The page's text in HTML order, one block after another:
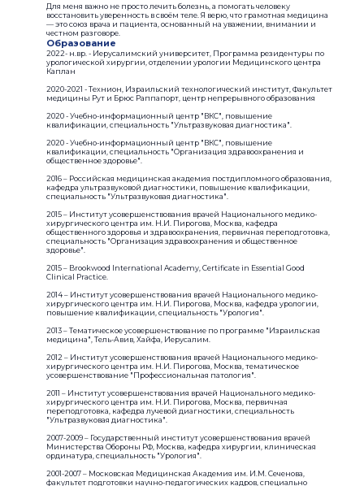
Для меня важно не просто лечить болезнь, а помогать человеку
восстановить уверенность в своём теле. Я верю, что грамотная медицина
— это союз врача и пациента, основанный на уважении, внимании и
честном разговоре.
Образование
2022- н.вр. - Иерусалимский университет, Программа резидентуры по
урологической хирургии, отделении урологии Медицинского центра
Каплан
2020-2021 - Технион, Израильский технологический институт, Факультет
медицины Рут и Брюс Раппапорт, центр непрерывного образования
2020 - Учебно-информационный центр "ВКС", повышение
квалификации, специальность "Ультразвуковая диагностика".
2020 - Учебно-информационный центр "ВКС", повышение
квалификации, специальность "Организация здравоохранения и
общественное здоровье".
2016 – Российская медицинская академия постдипломного образования,
кафедра ультразвуковой диагностики, повышение квалификации,
специальность "Ультразвуковая диагностика".
2015 – Институт усовершенствования врачей Национального медико-
хирургического центра им. Н.И. Пирогова, Москва, кафедра
общественного здоровья и здравоохранения, первичная переподготовка,
специальность "Организация здравоохранения и общественное
здоровье".
2015 – Brookwood International Academy, Certificate in Essential Good
Clinical Practice.
2014 – Институт усовершенствования врачей Национального медико-
хирургического центра им. Н.И. Пирогова, Москва, кафедра урологии,
повышение квалификации, специальность "Урология".
2013 – Тематическое усовершенствование по программе "Израильская
медицина", Тель-Авив, Хайфа, Иерусалим.
2012 – Институт усовершенствования врачей Национального медико-
хирургического центра им. Н.И. Пирогова, Москва, тематическое
усовершенствование "Профессиональная патология".
2011 – Институт усовершенствования врачей Национального медико-
хирургического центра им. Н.И. Пирогова, Москва, первичная
переподготовка, кафедра лучевой диагностики, специальность
"Ультразвуковая диагностика".
2007-2009 – Государственный институт усовершенствования врачей
Министерства Обороны РФ, Москва, кафедра хирургии, клиническая
ординатура, специальность "Урология".
2001-2007 – Московская Медицинская Академия им. И.М. Сеченова,
факультет подготовки научно-педагогических кадров, специально